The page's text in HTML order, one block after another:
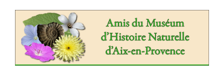
contenu